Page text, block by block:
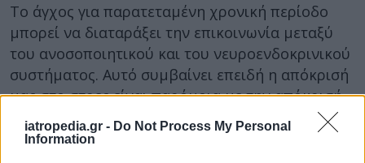
iatropedia.gr - Do Not Process My Personal
Information
Το άγχος για παρατεταμένη χρονική περίοδο
μπορεί να διαταράξει την επικοινωνία μεταξύ
του ανοσοποιητικού και του νευροενδοκρινικού
συστήματος. Αυτό συμβαίνει επειδή η απόκρισή
μας στο στρες είναι παρόμοια με την απόκρισή
μας στην ασθένεια, ενεργοποιώντας μερικές από
τις ίδιες οδούς (για παράδειγμα, και οι δύο